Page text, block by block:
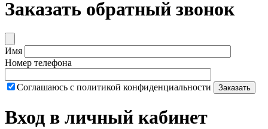
Заказать обратный звонок
Имя
Номер телефона
Соглашаюсь с политикой конфиденциальности Заказать
Вход в личный кабинет